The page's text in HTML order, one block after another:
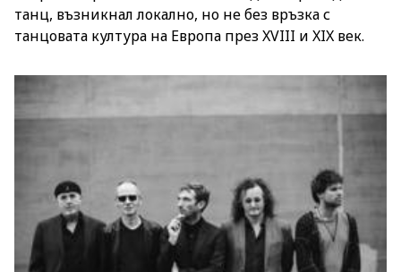
танц, възникнал локално, но не без връзка с
танцовата култура на Европа през XVIII и XIX век.